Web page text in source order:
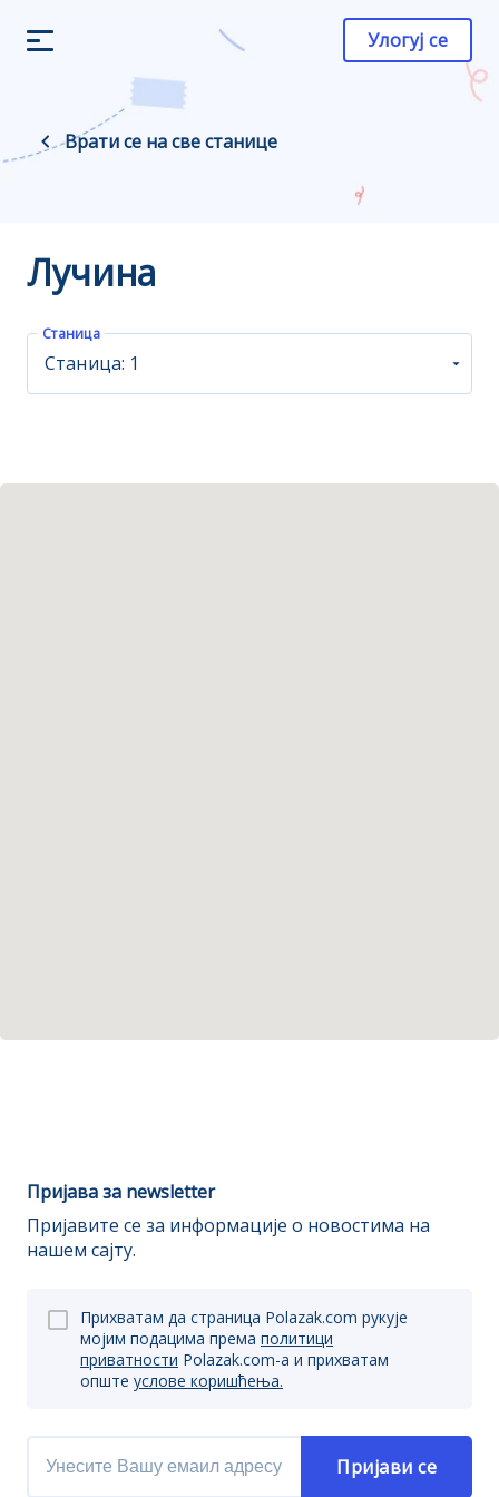
Улогуј се
Врати се на све станице
Лучина
Станица
Станица: 1
Пријава за newsletter
Пријавите се за информације о новостима на
нашем сајту.
Прихватам да страница Polazak.com рукује
мојим подацима према политици
приватности Polazak.com-a и прихватам
опште услове коришћења.
Пријави се